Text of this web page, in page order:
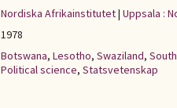
Nordiska Afrikainstitutet| Uppsala :
1978
Botswana, Lesotho, Swaziland,
Political science, Statsvetenskap